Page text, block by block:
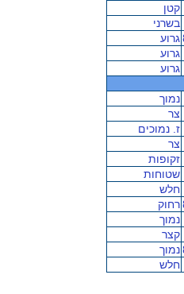
קטן
בשרני
גרוע
גרוע
גרוע
נמוך
צר
ז. נמוכים
צר
זקופות
שטוחות
חלש
רחוק
נמוך
קצר
נמוך
חלש